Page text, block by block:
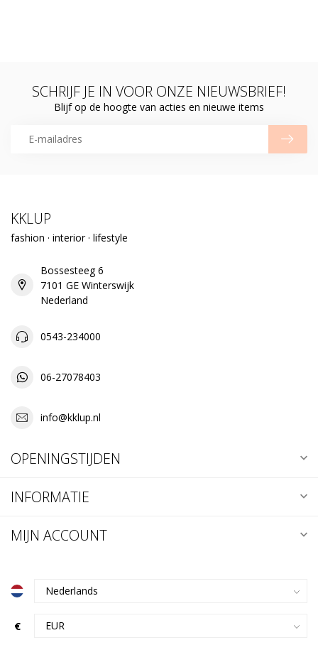
SCHRIJF JE IN VOOR ONZE NIEUWSBRIEF!
Blijf op de hoogte van acties en nieuwe items
KKLUP
fashion · interior · lifestyle
Bossesteeg 6
7101 GE Winterswijk
Nederland
0543-234000
06-27078403
info@kklup.nl
OPENINGSTIJDEN
INFORMATIE
MIJN ACCOUNT
€